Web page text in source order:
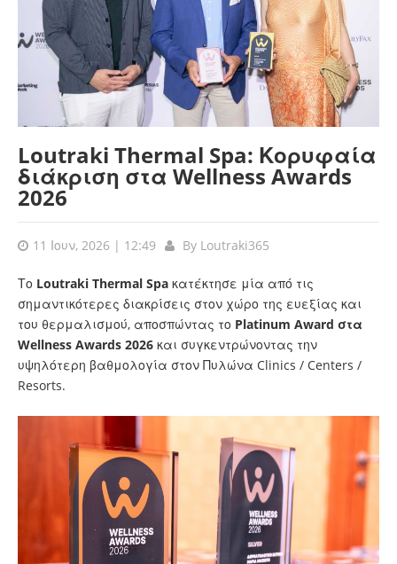
Loutraki Thermal Spa: Κορυφαία
διάκριση στα Wellness Awards
2026
11 Ιουν, 2026 | 12:49 By Loutraki365
Το Loutraki Thermal Spa κατέκτησε μία από τις
σημαντικότερες διακρίσεις στον χώρο της ευεξίας και
του θερμαλισμού, αποσπώντας το Platinum Award στα
Wellness Awards 2026 και συγκεντρώνοντας την
υψηλότερη βαθμολογία στον Πυλώνα Clinics / Centers /
Resorts.